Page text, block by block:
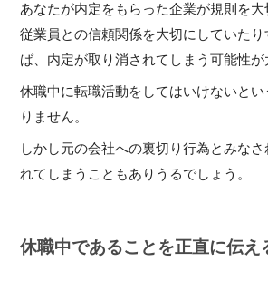
あなたが内定をもらった企業が規則を大
従業員との信頼関係を大切にしていた
ば、内定が取り消されてしまう可能性が
休職中に転職活動をしてはいけないと
りません。
しかし元の会社への裏切り行為とみな
れてしまうこともありうるでしょう。
休職中であることを正直に伝え